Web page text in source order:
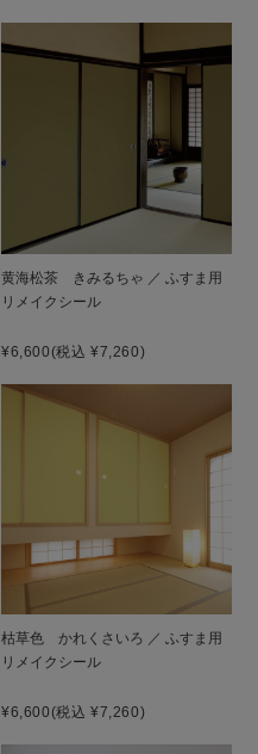
黄海松茶 きみるちゃ ／ ふすま用
リメイクシール
¥6,600(税込 ¥7,260)
枯草色 かれくさいろ ／ ふすま用
リメイクシール
¥6,600(税込 ¥7,260)